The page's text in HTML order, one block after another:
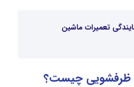
تعمیرات ماشین
ظرفشویی چیست؟